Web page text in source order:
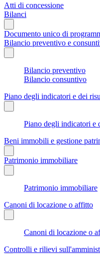
Atti di concessione
Bilanci
Documento unico di
Bilancio preventivo e
Bilancio preventivo
Bilancio consuntivo
Piano degli indicatori e dei
Piano degli indicatori e
Beni immobili e gestione
Patrimonio immobiliare
Patrimonio immobiliare
Canoni di locazione o affitto
Canoni di locazione o
Controlli e rilievi